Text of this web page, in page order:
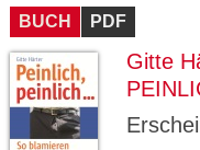
BUCH PDF
Gitte